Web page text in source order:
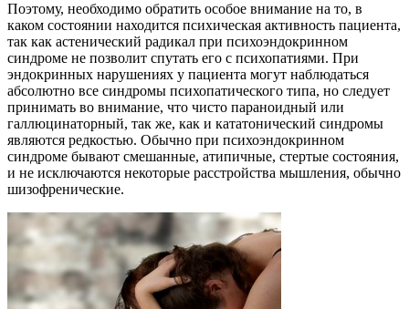
Поэтому, необходимо обратить особое внимание на то, в
каком состоянии находится психическая активность пациента,
так как астенический радикал при психоэндокринном
синдроме не позволит спутать его с психопатиями. При
эндокринных нарушениях у пациента могут наблюдаться
абсолютно все синдромы психопатического типа, но следует
принимать во внимание, что чисто параноидный или
галлюцинаторный, так же, как и кататонический синдромы
являются редкостью. Обычно при психоэндокринном
синдроме бывают смешанные, атипичные, стертые состояния,
и не исключаются некоторые расстройства мышления, обычно
шизофренические.